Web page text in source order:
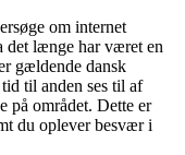
om internet
det længe har været en
gældende dansk
til anden ses til af
på området. Dette er
du oplever besvær i